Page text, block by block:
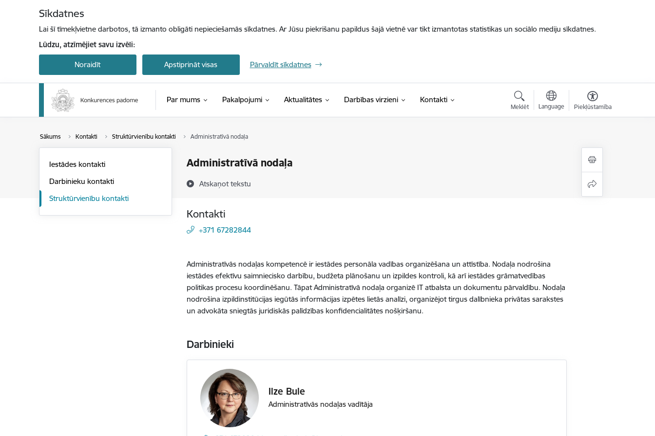
Sīkdatnes
Lai šī tīmekļvietne darbotos, tā izmanto obligāti nepieciešamās sīkdatnes. Ar Jūsu piekrišanu papildus šajā vietnē var tikt izmantotas statistikas un sociālo mediju sīkdatnes.
Lūdzu, atzīmējiet savu izvēli:
Noraidīt Apstiprināt visas Pārvaldīt sīkdatnes
Par mums Pakalpojumi Aktualitātes Darbības virzieni Kontakti
Meklēt Language Piekļūstamība
Sākums Kontakti Struktūrvienību kontakti Administratīvā nodaļa
Administratīvā nodaļa
Atskaņot tekstu
Iestādes kontakti
Darbinieku kontakti
Struktūrvienību kontakti
Kontakti
+371 67282844
Administratīvās nodaļas kompetencē ir iestādes personāla vadības organizēšana un attīstība. Nodaļa nodrošina
iestādes efektīvu saimniecisko darbību, budžeta plānošanu un izpildes kontroli, kā arī iestādes grāmatvedības
politikas procesu koordinēšanu. Tāpat Administratīvā nodaļa organizē IT atbalsta un dokumentu pārvaldību. Nodaļa
nodrošina izpildinstitūcijas iegūtās informācijas izpētes lietās analīzi, organizējot tirgus dalībnieka privātas sarakstes
un advokāta sniegtās juridiskās palīdzības konfidencialitātes nošķiršanu.
Darbinieki
Ilze Bule
Administratīvās nodaļas vadītāja